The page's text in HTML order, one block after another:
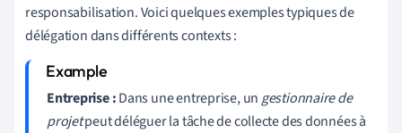
responsabilisation. Voici quelques exemples typiques de
délégation dans différents contexts :
Entreprise :Dans une entreprise, ungestionnaire de
projetpeut déléguer la tâche de collecte des données à